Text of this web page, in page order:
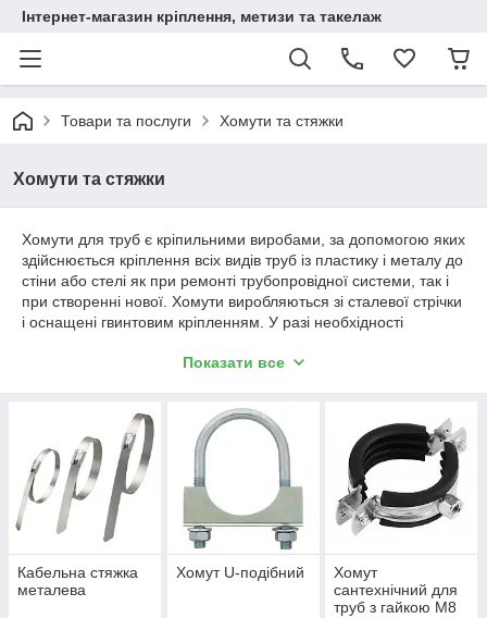
Інтернет-магазин кріплення, метизи та такелаж
Товари та послуги Хомути та стяжки
Хомути та стяжки
Хомути для труб є кріпильними виробами, за допомогою яких
здійснюється кріплення всіх видів труб із пластику і металу до
стіни або стелі як при ремонті трубопровідної системи, так і
при створенні нової. Хомути виробляються зі сталевої стрічки
і оснащені гвинтовим кріпленням. У разі необхідності
розводки застосовуються ремонтні хомути з однією або
Показати все
Кабельна стяжка
металева
Хомут U-подібний
Хомут
сантехнічний для
труб з гайкою М8